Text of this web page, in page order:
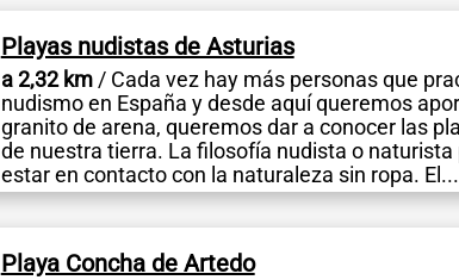
Playas nudistas de Asturias
a 2,32 km/ Cada vez hay más personas que
nudismo en España y desde aquí queremos
granito de arena, queremos dar a conocer las
de nuestra tierra. La filosofía nudista o naturista
estar en contacto con la naturaleza sin ropa. El...
Playa Concha de Artedo